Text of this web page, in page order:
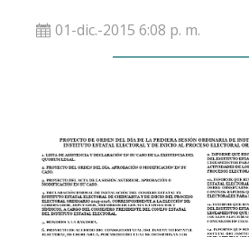
01-dic.-2015 6:08 p. m.